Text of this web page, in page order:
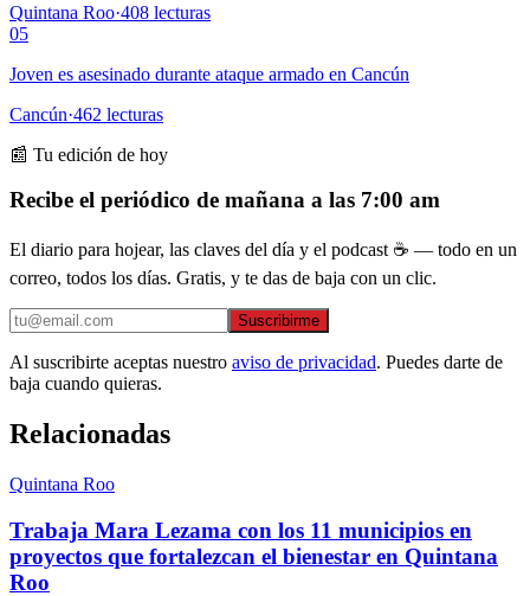
Quintana Roo·408 lecturas
05
Joven es asesinado durante ataque armado en Cancún
Cancún·462 lecturas
📰 Tu edición de hoy
Recibe el periódico de mañana a las 7:00 am
El diario para hojear, las claves del día y el podcast ☕ — todo en un
correo, todos los días. Gratis, y te das de baja con un clic.
Suscribirme
Al suscribirte aceptas nuestro aviso de privacidad. Puedes darte de
baja cuando quieras.
Relacionadas
Quintana Roo
Trabaja Mara Lezama con los 11 municipios en
proyectos que fortalezcan el bienestar en Quintana
Roo